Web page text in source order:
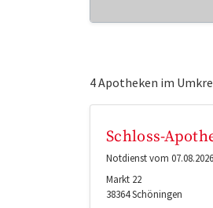
4 Apotheken im
Schloss-
Notdienst vom
Markt 22
38364Schöningen